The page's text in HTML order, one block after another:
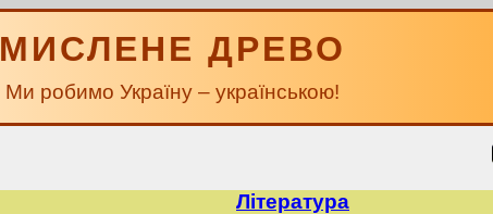
МИСЛЕНЕ ДРЕВО
Ми робимо Україну – українською!
Література